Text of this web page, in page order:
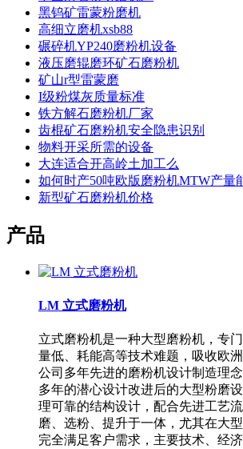
黑钨矿雷蒙粉磨机
高细立磨机xsb88
碾碎机YP240磨粉机设备
液压磨辊磨环矿石磨粉机
矿山r型雷蒙磨
I级粉煤灰质量标准
铁方解石磨粉机厂家
齿棍矿石磨粉机安全隐患识别
物料开采所需的设备
大连适合开高岭土加工么
如何时产50吨欧版磨粉机MTW产量
新型矿石磨粉机价格
产品
LM 立式磨粉机
立式磨粉机是一种大型磨粉机，专
量低、耗能高等技术难题，吸收欧
公司多年先进的磨粉机设计制造理
多年的潜心设计改进后的大型粉磨
理可靠的结构设计，配合先进工艺
磨、选粉、提升于一体，尤其在大
完全满足客户需求，主要技术、经